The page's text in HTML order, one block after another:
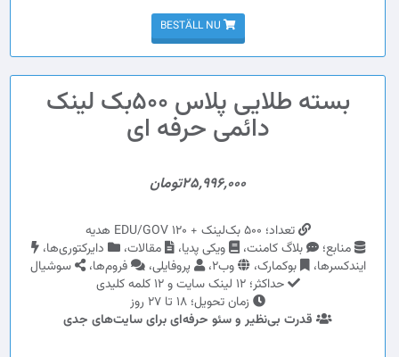
BESTÄLL NU
بسته طلایی پلاس 500بک لینک
دائمی حرفه ای
25,996,000تومان
تعداد؛ 500 بک‌لینک + 120 EDU/GOV هدیه
منابع؛
بلاگ کامنت، ویکی پدیا، مقالات،
دایرکتوری‌ها،
ایندکسرها،
بوکمارک، وب2، پروفایلی، فروم‌ها،
سوشیال
حداکثر؛ 12 لینک سایت و 12 کلمه کلیدی
زمان تحویل؛ 18 تا 27 روز
قدرت بی‌نظیر و سئو حرفه‌ای برای سایت‌های جدی